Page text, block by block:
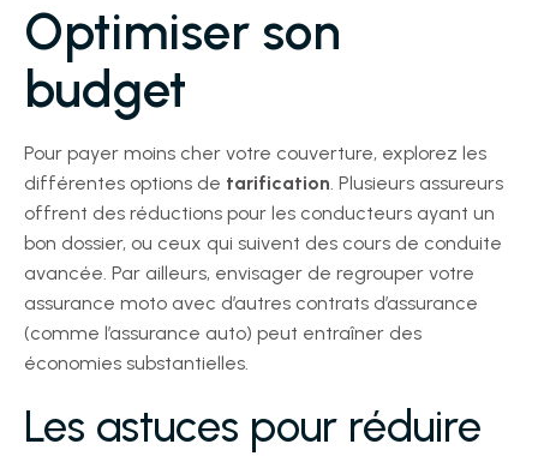
Optimiser son
budget
Pour payer moins cher votre couverture, explorez les
différentes options de tarification. Plusieurs assureurs
offrent des réductions pour les conducteurs ayant un
bon dossier, ou ceux qui suivent des cours de conduite
avancée. Par ailleurs, envisager de regrouper votre
assurance moto avec d’autres contrats d’assurance
(comme l’assurance auto) peut entraîner des
économies substantielles.
Les astuces pour réduire